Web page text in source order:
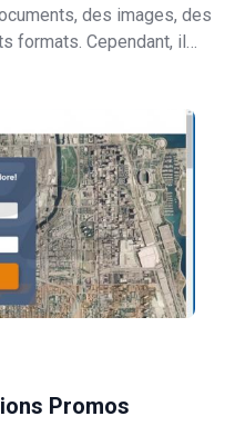
des images, des
formats. Cependant, il
Promos